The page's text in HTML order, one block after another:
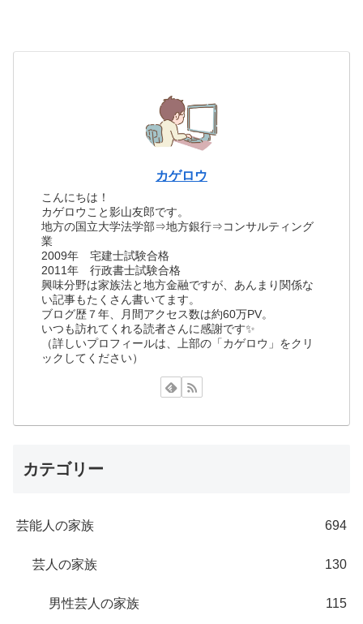
カゲロウ
こんにちは！
カゲロウこと影山友郎です。
地方の国立大学法学部⇒地方銀行⇒コンサルティング
業
2009年 宅建士試験合格
2011年 行政書士試験合格
興味分野は家族法と地方金融ですが、あんまり関係な
い記事もたくさん書いてます。
ブログ歴７年、月間アクセス数は約60万PV。
いつも訪れてくれる読者さんに感謝です✨
（詳しいプロフィールは、上部の「カゲロウ」をクリ
ックしてください）
カテゴリー
芸能人の家族 694
芸人の家族 130
男性芸人の家族 115